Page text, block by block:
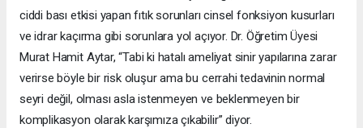
ciddi bası etkisi yapan fıtık sorunları cinsel fonksiyon kusurları
ve idrar kaçırma gibi sorunlara yol açıyor. Dr. Öğretim Üyesi
Murat Hamit Aytar, “Tabi ki hatalı ameliyat sinir yapılarına zarar
verirse böyle bir risk oluşur ama bu cerrahi tedavinin normal
seyri değil, olması asla istenmeyen ve beklenmeyen bir
komplikasyon olarak karşımıza çıkabilir” diyor.